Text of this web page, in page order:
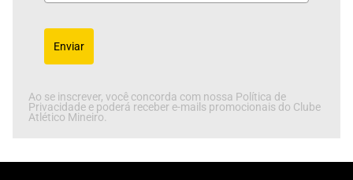
Enviar
Ao se inscrever, você concorda com nossa Política de
Privacidade e poderá receber e-mails promocionais do Clube
Atlético Mineiro.